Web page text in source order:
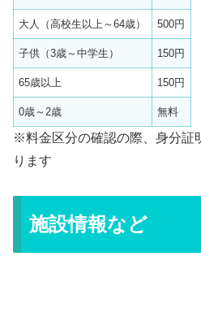
大人（高校生以上～64歳） 500円
子供（3歳～中学生） 150円
65歳以上 150円
0歳～2歳 無料
※料金区分の確認の際、身分証
ります
施設情報など